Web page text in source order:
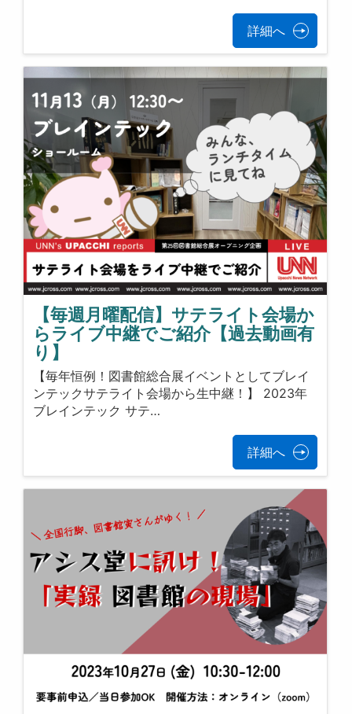
詳細へ
【毎週月曜配信】サテライト会場か
らライブ中継でご紹介【過去動画有
り】
【毎年恒例！図書館総合展イベントとしてブレイ
ンテックサテライト会場から生中継！】 2023年
ブレインテック サテ…
詳細へ